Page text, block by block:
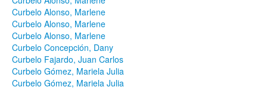
Curbelo Alonso, Marlene
Curbelo Alonso, Marlene
Curbelo Alonso, Marlene
Curbelo Concepción, Dany
Curbelo Fajardo, Juan Carlos
Curbelo Gómez, Mariela Julia
Curbelo Gómez, Mariela Julia